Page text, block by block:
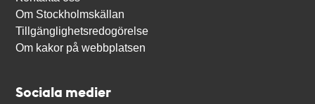
Om Stockholmskällan
Tillgänglighetsredogörelse
Om kakor på webbplatsen
Sociala medier